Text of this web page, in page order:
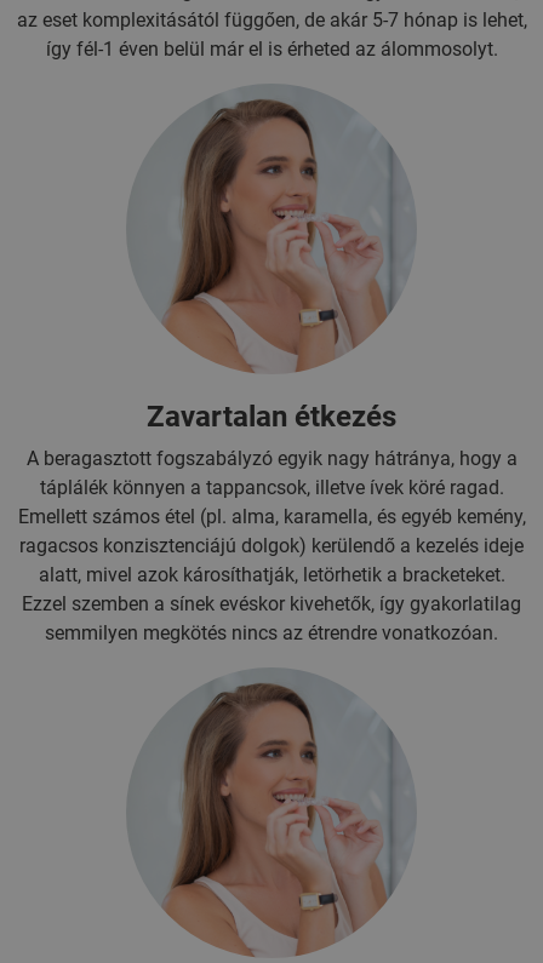
az eset komplexitásától függően, de akár 5-7 hónap is lehet,
így fél-1 éven belül már el is érheted az álommosolyt.
Zavartalan étkezés
A beragasztott fogszabályzó egyik nagy hátránya, hogy a
táplálék könnyen a tappancsok, illetve ívek köré ragad.
Emellett számos étel (pl. alma, karamella, és egyéb kemény,
ragacsos konzisztenciájú dolgok) kerülendő a kezelés ideje
alatt, mivel azok károsíthatják, letörhetik a bracketeket.
Ezzel szemben a sínek evéskor kivehetők, így gyakorlatilag
semmilyen megkötés nincs az étrendre vonatkozóan.